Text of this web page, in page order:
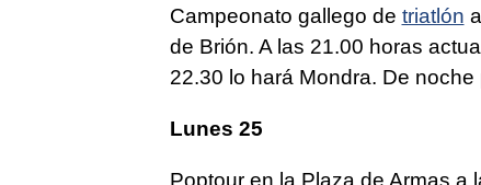
Campeonato gallego de triatlón
de Brión. A las 21.00 horas
22.30 lo hará Mondra. De
Lunes 25
Poptour en la Plaza de Armas a